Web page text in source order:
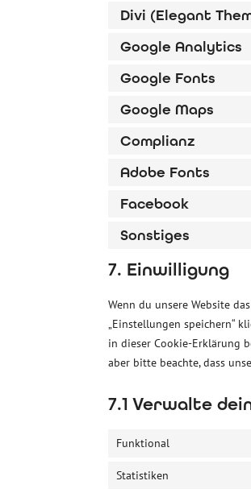
Divi (Elegant
Google Analytics
Google Fonts
Google Maps
Complianz
Adobe Fonts
Facebook
Sonstiges
7. Einwilligung
Wenn du unsere Website
„Einstellungen speichern“
in dieser Cookie-Erklärung
aber bitte beachte, dass
7.1 Verwalte
Funktional
Statistiken